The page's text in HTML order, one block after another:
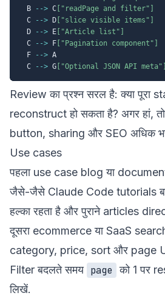
  B
--> C ["readPage and filter"]
  C
--> D ["slice visible items"]
  D
--> E ["Article list"]
  C
--> F ["Pagination component"]
  F
--> A
  C
--> G ["Optional JSON API meta"]
Review का प्रश्न सरल है: क्या पूरा
reconstruct हो सकता है? अगर हां,
button, sharing और SEO अधिक
Use cases
पहला use case blog या
जैसे-जैसे Claude Code tutorials
हल्का रहता है और पुराने articles
दूसरा ecommerce या SaaS
category, price, sort और page
Filter बदलते समय page को 1 पर
लिखें.